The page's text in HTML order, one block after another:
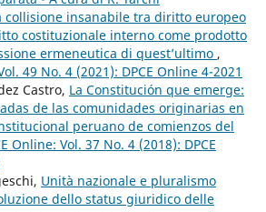
collisione insanabile tra diritto europeo
costituzionale interno come prodotto
ermeneutica di quest’ultimo ,
49 No. 4 (2021): DPCE Online 4-2021
Castro, La Constitución que emerge:
de las comunidades originarias en
peruano de comienzos del
Online: Vol. 37 No. 4 (2018): DPCE
Unità nazionale e pluralismo
dello status giuridico delle